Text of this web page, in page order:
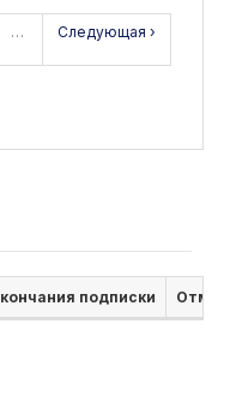
… Следующая ›
подписки